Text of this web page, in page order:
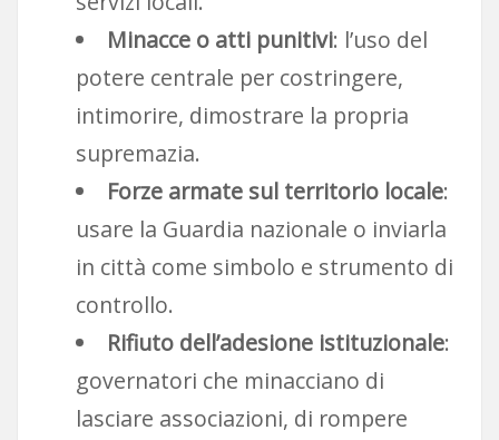
Minacce o atti punitivi: l’uso del
potere centrale per costringere,
intimorire, dimostrare la propria
supremazia.
Forze armate sul territorio locale:
usare la Guardia nazionale o inviarla
in città come simbolo e strumento di
controllo.
Rifiuto dell’adesione istituzionale:
governatori che minacciano di
lasciare associazioni, di rompere